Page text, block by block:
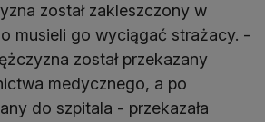
został zakleszczony w
musieli go wyciągać strażacy. -
został przekazany
medycznego, a po
do szpitala - przekazała